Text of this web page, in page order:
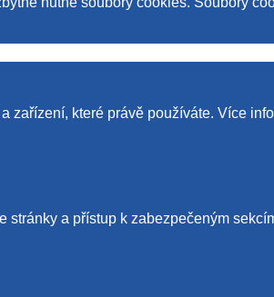
které právě používáte. Více
a přístup k zabezpečeným